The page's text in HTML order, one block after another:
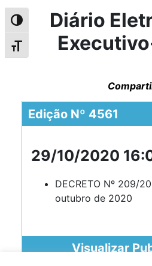
Alternar alto contraste
Alternar tamanho da fonte
Diário
Edição Nº 4561
29/10/2020
DECRETO Nº 209/
outubro de 2020
Visualizar